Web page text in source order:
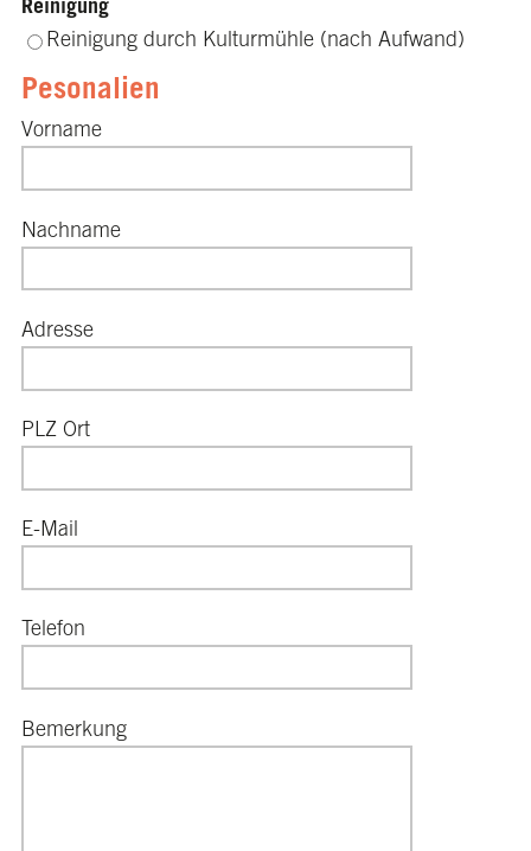
Reinigung
Reinigung durch Kulturmühle (nach Aufwand)
Pesonalien
Vorname
Nachname
Adresse
PLZ Ort
E-Mail
Telefon
Bemerkung